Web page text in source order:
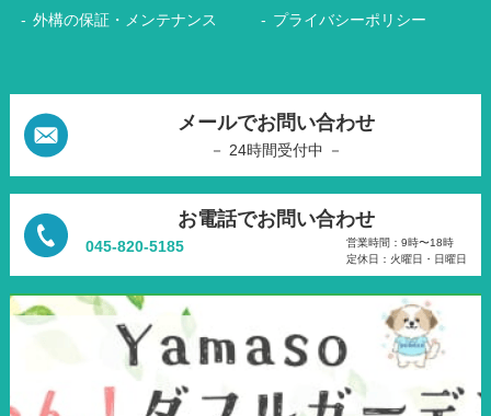
外構の保証・メンテナンス プライバシーポリシー
メールでお問い合わせ
－ 24時間受付中 －
お電話でお問い合わせ
045-820-5185
営業時間：9時〜18時
定休日：火曜日・日曜日